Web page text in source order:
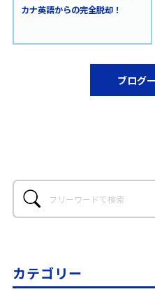
カナ英語からの完全脱却！
ブログ
カテゴリー